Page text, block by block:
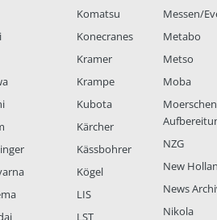
Komatsu
Konecranes
Kramer
Krampe
Kubota
Kärcher
Kässbohrer
Kögel
LIS
LST
Messen/
Metabo
Metso
Moba
NZG
New
News
Nikola